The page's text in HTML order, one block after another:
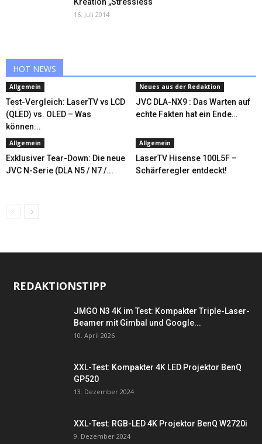
16. Juli 2014
HOT NEWS
Allgemein
Test-Vergleich: LaserTV vs LCD
(QLED) vs. OLED – Was
können...
Neues aus der Redaktion
JVC DLA-NX9 : Das Warten auf
echte Fakten hat ein Ende…
Allgemein
Exklusiver Tear-Down: Die neue
JVC N-Serie (DLA N5 / N7 /...
Allgemein
LaserTV Hisense 100L5F –
Schärferegler entdeckt!
REDAKTIONSTIPP
JMGO N3 4K im Test: Kompakter Triple-Laser-
Beamer mit Gimbal und Google...
10. April 2026
XXL-Test: Kompakter 4K LED Projektor BenQ
GP520
13. Dezember 2024
XXL-Test: RGB-LED 4K Projektor BenQ W2720i
9. Dezember 2024